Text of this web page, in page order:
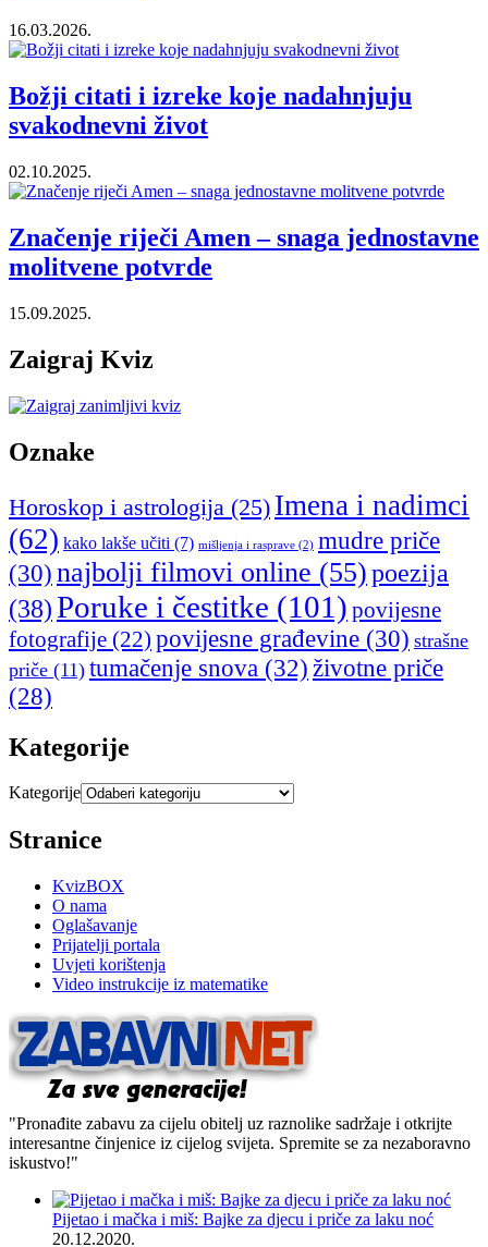
16.03.2026.
Božji citati i izreke koje nadahnjuju
svakodnevni život
02.10.2025.
Značenje riječi Amen – snaga jednostavne
molitvene potvrde
15.09.2025.
Zaigraj Kviz
Oznake
Horoskop i astrologija (25) Imena i nadimci
(62) kako lakše učiti (7) mišljenja i rasprave (2) mudre priče
(30) najbolji filmovi online (55)poezija
(38)Poruke i čestitke (101) povijesne
fotografije (22) povijesne građevine (30) strašne
priče (11) tumačenje snova (32) životne priče
(28)
Kategorije
Kategorije
Stranice
KvizBOX
O nama
Oglašavanje
Prijatelji portala
Uvjeti korištenja
Video instrukcije iz matematike
"Pronađite zabavu za cijelu obitelj uz raznolike sadržaje i otkrijte
interesantne činjenice iz cijelog svijeta. Spremite se za nezaboravno
iskustvo!"
Pijetao i mačka i miš: Bajke za djecu i priče za laku noć
20.12.2020.